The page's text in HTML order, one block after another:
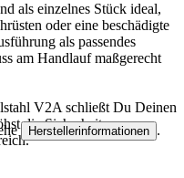
als einzelnes Stück ideal,
oder eine beschädigte
als passendes
am Handlauf maßgerecht
V2A schließt Du Deinen
die Sicherheit am
Herstellerinformationen .